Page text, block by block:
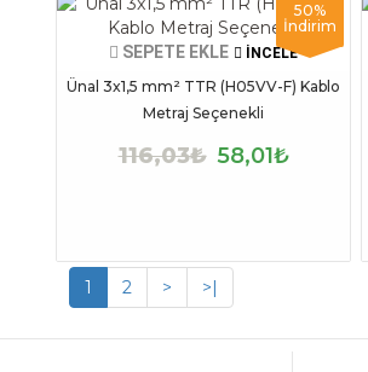
50%
İndirim
SEPETE EKLE İNCELE
Ünal 3x1,5 mm² TTR (H05VV-F) Kablo
Metraj Seçenekli
116,03₺ 58,01₺
1 2 > >|